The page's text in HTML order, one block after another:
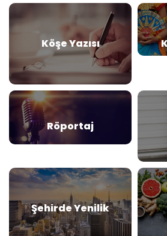
Köşe Yazısı
Röportaj
Şehirde Yenilik